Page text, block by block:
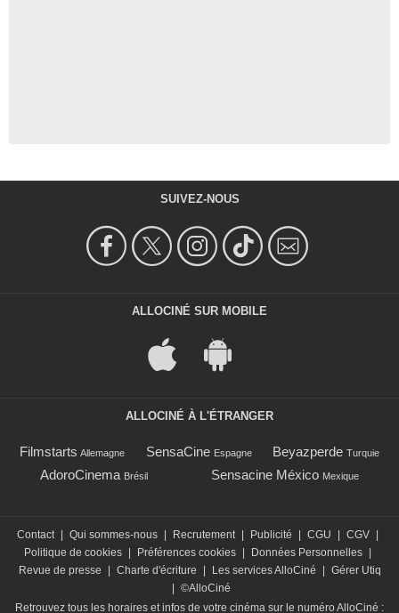
SUIVEZ-NOUS
ALLOCINÉ SUR MOBILE
ALLOCINÉ À L'ÉTRANGER
Filmstarts Allemagne SensaCine Espagne Beyazperde Turquie
AdoroCinema Brésil Sensacine México Mexique
Contact Qui sommes-nous Recrutement Publicité CGU CGV
Politique de cookies
Préférences cookies Données Personnelles
Revue de presse
Charte d'écriture Les services AlloCiné
Gérer Utiq
©AlloCiné
Retrouvez tous les horaires et infos de votre cinéma sur le numéro AlloCiné :